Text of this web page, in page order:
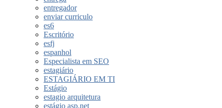
entregador
enviar curriculo
es6
Escritório
esfj
espanhol
Especialista em SEO
estagiário
ESTAGIÁRIO EM TI
Estágio
estagio arquitetura
estágio asp.net